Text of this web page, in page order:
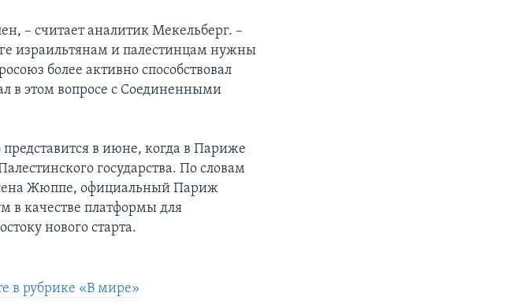
– считает аналитик Мекельберг. –
израильтянам и палестинцам нужны
более активно способствовал
в этом вопросе с Соединенными
в июне, когда в Париже
государства. По словам
Жюппе, официальный Париж
в качестве платформы для
нового старта.
в рубрике «В мире»